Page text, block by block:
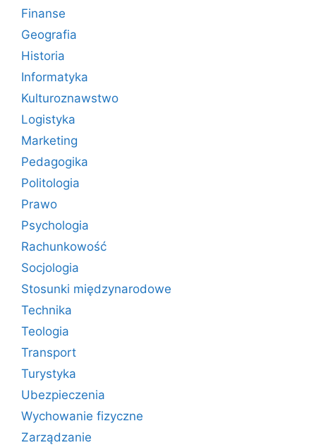
Finanse
Geografia
Historia
Informatyka
Kulturoznawstwo
Logistyka
Marketing
Pedagogika
Politologia
Prawo
Psychologia
Rachunkowość
Socjologia
Stosunki międzynarodowe
Technika
Teologia
Transport
Turystyka
Ubezpieczenia
Wychowanie fizyczne
Zarządzanie